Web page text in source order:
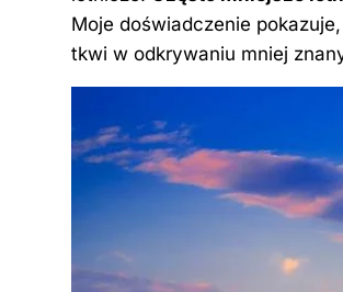
Moje doświadczenie
tkwi w odkrywaniu mniej